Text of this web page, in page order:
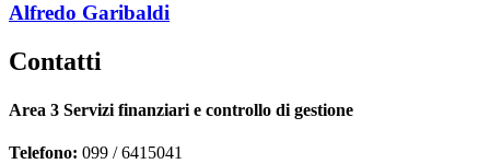
Alfredo Garibaldi
Contatti
Area 3 Servizi finanziari e controllo di gestione
Telefono: 099 / 6415041